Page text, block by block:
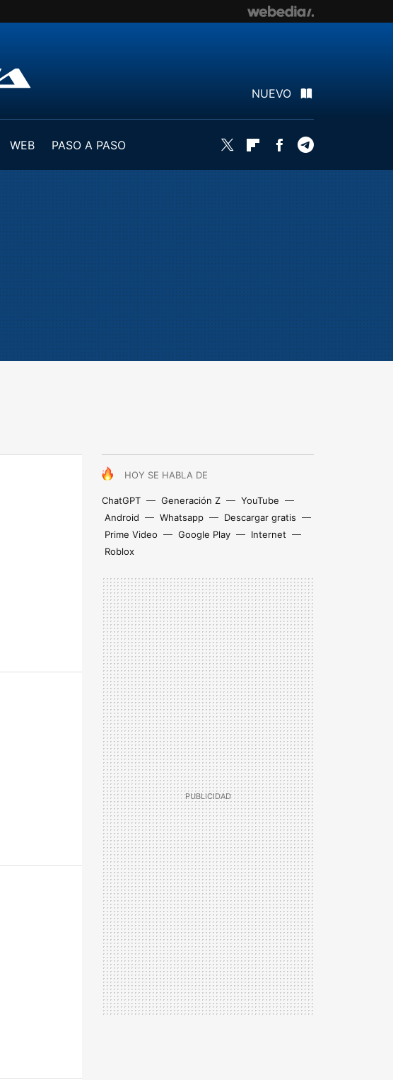
NUEVO
WEB
PASO A PASO
Twitter FlipboardFacebook
HOY SE HABLA DE
ChatGPT Generación Z
YouTube
Android
Whatsapp
Descargar gratis
Prime Video
Google Play
Internet
Roblox